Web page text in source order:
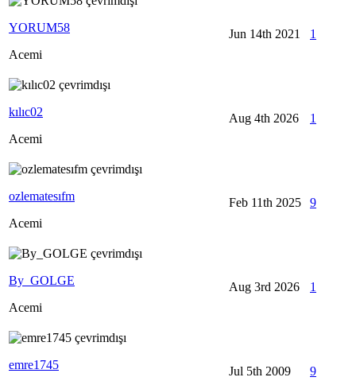
YORUM58
Acemi
Jun 14th 2021 1
kılıc02
Acemi
Aug 4th 2026 1
ozlematesıfm
Acemi
Feb 11th 2025 9
By_GOLGE
Acemi
Aug 3rd 2026 1
emre1745
Jul 5th 2009 9